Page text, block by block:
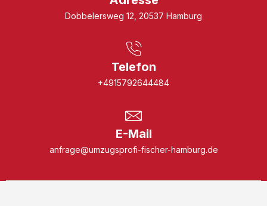
Dobbelersweg 12, 20537 Hamburg
Telefon
+4915792644484
E-Mail
anfrage@umzugsprofi-fischer-hamburg.de